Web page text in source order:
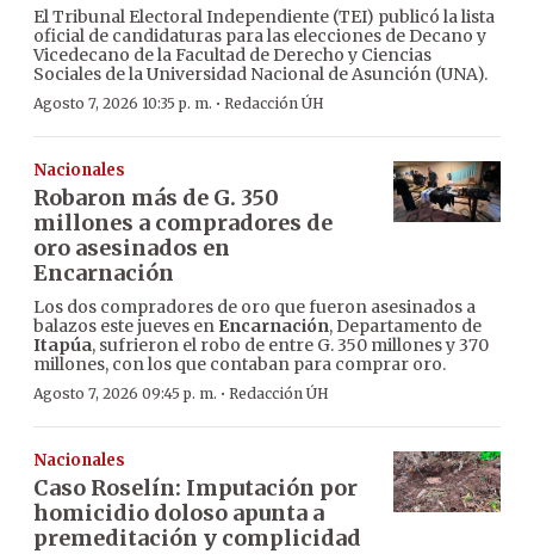
El Tribunal Electoral Independiente (TEI) publicó la lista
oficial de candidaturas para las elecciones de Decano y
Vicedecano de la Facultad de Derecho y Ciencias
Sociales de la Universidad Nacional de Asunción (UNA).
Agosto 7, 2026 10:35 p. m. · Redacción ÚH
Nacionales
Robaron más de G. 350
millones a compradores de
oro asesinados en
Encarnación
Los dos compradores de oro que fueron asesinados a
balazos este jueves en Encarnación, Departamento de
Itapúa, sufrieron el robo de entre G. 350 millones y 370
millones, con los que contaban para comprar oro.
Agosto 7, 2026 09:45 p. m. · Redacción ÚH
Nacionales
Caso Roselín: Imputación por
homicidio doloso apunta a
premeditación y complicidad